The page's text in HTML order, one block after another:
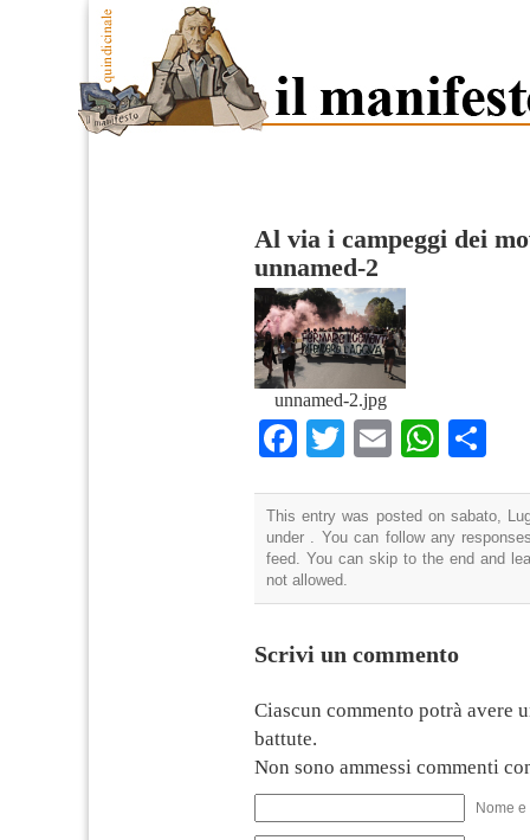
Al via i campeggi dei
unnamed-2
unnamed-2.jpg
Facebook
TwitterEmail
This entry was posted on sabato,
under . You can follow any
feed. You can skip to the end and
not allowed.
Scrivi un commento
Ciascun commento potrà avere
battute.
Non sono ammessi commenti
Nome